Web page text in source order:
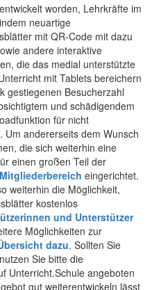
worden, Lehrkräfte im
neuartige
mit QR-Code mit dazu
andere interaktive
die das medial unterstützte
mit Tablets bereichern
gestiegenen Besucherzahl
und schädigendem
für nicht
andererseits dem Wunsch
die sich weiterhin eine
einen großen Teil der
Mitgliederbereich eingerichtet.
weiterhin die Möglichkeit,
kostenlos
und Unterstützer
Möglichkeiten zur
dazu. Sollten Sie
Sie bitte die
Unterricht.Schule angeboten
gut weiterentwickeln lässt